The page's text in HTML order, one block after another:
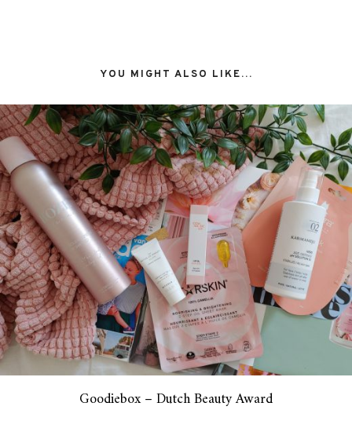
YOU MIGHT ALSO LIKE...
Goodiebox – Dutch Beauty Award